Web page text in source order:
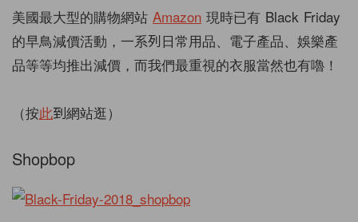
美國最大型的購物網站 Amazon 現時已有 Black Friday
的早鳥減價活動，一系列日常用品、電子產品、娛樂產
品等等均推出減價，而我們最重視的衣服當然也有嚕！
（按此到網站逛）
Shopbop